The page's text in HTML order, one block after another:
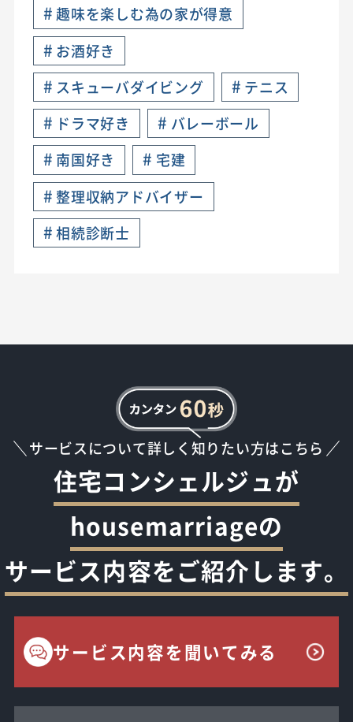
# 趣味を楽しむ為の家が得意
# お酒好き
# スキューバダイビング # テニス
# ドラマ好き # バレーボール
# 南国好き # 宅建
# 整理収納アドバイザー
# 相続診断士
サービスについて詳しく知りたい方はこちら
住宅コンシェルジュが
housemarriageの
サービス内容をご紹介します。
サービス内容を聞いてみる